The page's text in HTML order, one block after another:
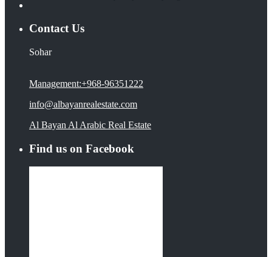
Contact Us
Sohar
Management:+968-96351222
info@albayanrealestate.com
Al Bayan Al Arabic Real Estate
Find us on Facebook